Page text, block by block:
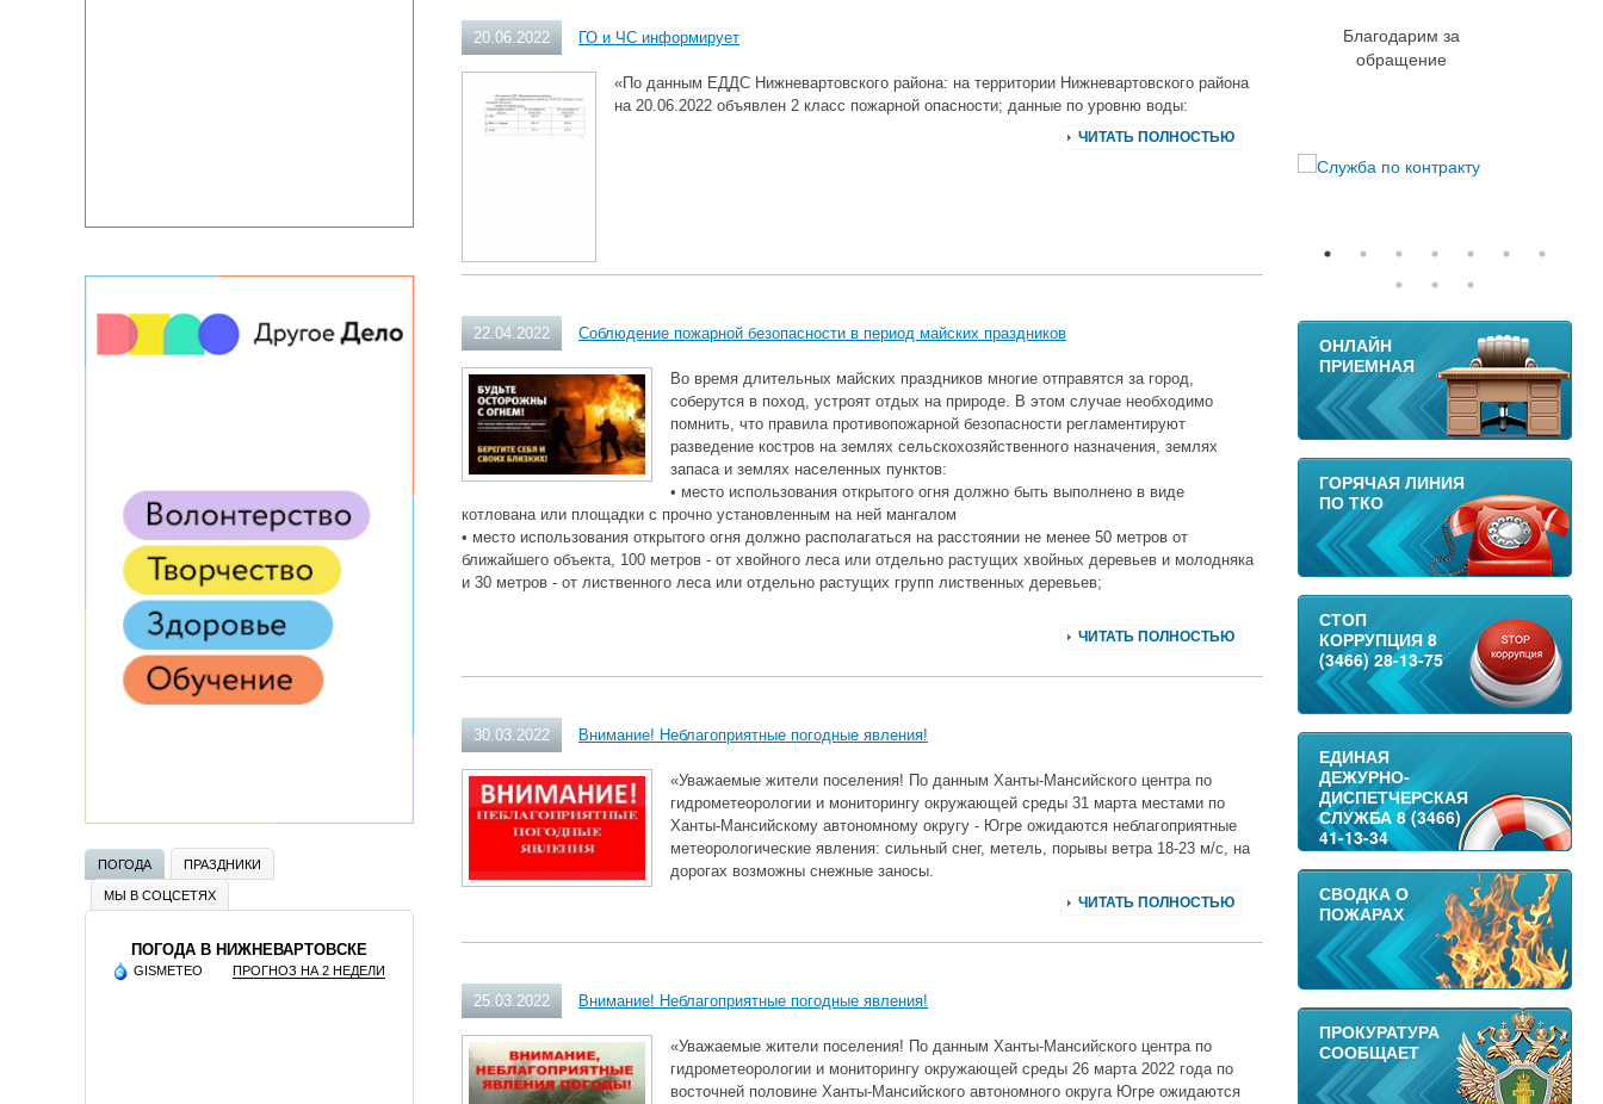
20.06.2022 ГО и ЧС информирует
«По данным ЕДДС Нижневартовского района: на территории Нижневартовского района
на 20.06.2022 объявлен 2 класс пожарной опасности; данные по уровню воды:
ЧИТАТЬ ПОЛНОСТЬЮ
22.04.2022 Cоблюдение пожарной безопасности в период майских праздников
Во время длительных майских праздников многие отправятся за город,
соберутся в поход, устроят отдых на природе. В этом случае необходимо
помнить, что правила противопожарной безопасности регламентируют
разведение костров на землях сельскохозяйственного назначения, землях
запаса и землях населенных пунктов:
• место использования открытого огня должно быть выполнено в виде
котлована или площадки с прочно установленным на ней мангалом
• место использования открытого огня должно располагаться на расстоянии не менее 50 метров от
ближайшего объекта, 100 метров - от хвойного леса или отдельно растущих хвойных деревьев и молодняка
и 30 метров - от лиственного леса или отдельно растущих групп лиственных деревьев;
ЧИТАТЬ ПОЛНОСТЬЮ
30.03.2022 Внимание! Неблагоприятные погодные явления!
«Уважаемые жители поселения! По данным Ханты-Мансийского центра по
гидрометеорологии и мониторингу окружающей среды 31 марта местами по
Ханты-Мансийскому автономному округу - Югре ожидаются неблагоприятные
метеорологические явления: сильный снег, метель, порывы ветра 18-23 м/с, на
дорогах возможны снежные заносы.
ЧИТАТЬ ПОЛНОСТЬЮ
25.03.2022 Внимание! Неблагоприятные погодные явления!
«Уважаемые жители поселения! По данным Ханты-Мансийского центра по
гидрометеорологии и мониторингу окружающей среды 26 марта 2022 года по
восточней половине Ханты-Мансийского автономного округа Югре ожидаются
ПОГОДА
ПРАЗДНИКИ
МЫ В СОЦСЕТЯХ
ПОГОДА В НИЖНЕВАРТОВСКЕ
GISMETEO ПРОГНОЗ НА 2 НЕДЕЛИ
Благодарим за
обращение
11
ОНЛАЙН
ПРИЕМНАЯ
ГОРЯЧАЯ ЛИНИЯ
ПО ТКО
СТОП
КОРРУПЦИЯ 8
(3466) 28-13-75
ЕДИНАЯ
ДЕЖУРНО-
ДИСПЕТЧЕРСКАЯ
СЛУЖБА 8 (3466)
41-13-34
СВОДКА О
ПОЖАРАХ
ПРОКУРАТУРА
СООБЩАЕТ